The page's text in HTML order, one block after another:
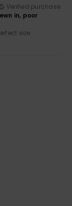
Verified purchase
in, poor
size